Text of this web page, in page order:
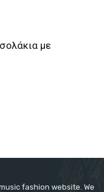
με
fashion website. We